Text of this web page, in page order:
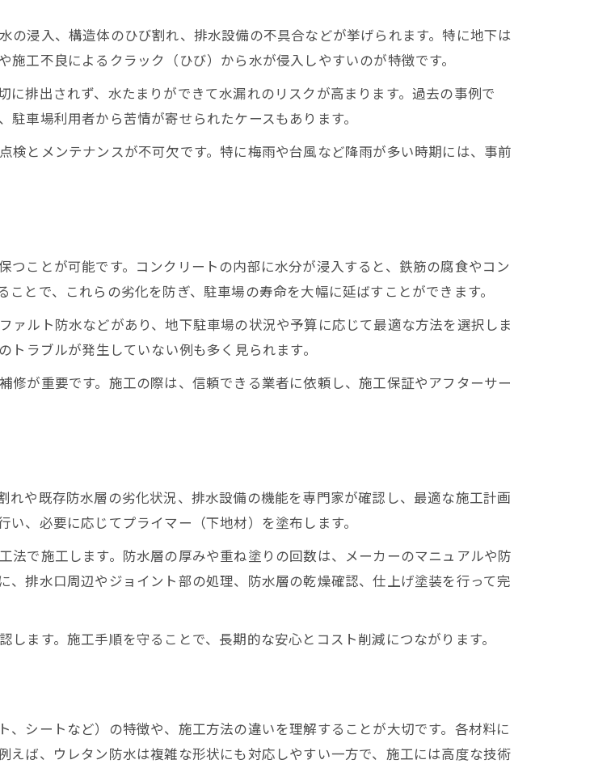
装工事の違いを理解しよう
漏れを防ぐ日常メンテナンス法
水施工技能士の道
士資格が地下駐車場で活かせる理由
い技能士を目指す学習ポイント
する地下駐車場の安心
最適なウレタン防水の特徴と利点
施工手順で水漏れを効率的に防ぐ
長寿命化を叶えるメンテナンス術
めの下地処理と施工のコツ
を減らすための定期点検の重要性
見積もりで確認すべきポイント
用相場と適正価格の見分け方
浸入、構造体のひび割れ、排水設備の不具合などが挙げられます。特に地下は
工不良によるクラック（ひび）から水が侵入しやすいのが特徴です。
排出されず、水たまりができて水漏れのリスクが高まります。過去の事例で
車場利用者から苦情が寄せられたケースもあります。
とメンテナンスが不可欠です。特に梅雨や台風など降雨が多い時期には、事前
ことが可能です。コンクリートの内部に水分が浸入すると、鉄筋の腐食やコン
とで、これらの劣化を防ぎ、駐車場の寿命を大幅に延ばすことができます。
ルト防水などがあり、地下駐車場の状況や予算に応じて最適な方法を選択しま
ラブルが発生していない例も多く見られます。
が重要です。施工の際は、信頼できる業者に依頼し、施工保証やアフターサー
や既存防水層の劣化状況、排水設備の機能を専門家が確認し、最適な施工計画
、必要に応じてプライマー（下地材）を塗布します。
で施工します。防水層の厚みや重ね塗りの回数は、メーカーのマニュアルや防
排水口周辺やジョイント部の処理、防水層の乾燥確認、仕上げ塗装を行って完
ます。施工手順を守ることで、長期的な安心とコスト削減につながります。
シートなど）の特徴や、施工方法の違いを理解することが大切です。各材料に
ば、ウレタン防水は複雑な形状にも対応しやすい一方で、施工には高度な技術